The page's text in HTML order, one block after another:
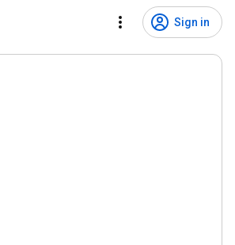
Sign in